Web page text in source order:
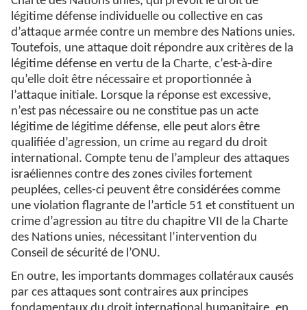
légitime défense individuelle ou collective en cas
d’attaque armée contre un membre des Nations unies.
Toutefois, une attaque doit répondre aux critères de la
légitime défense en vertu de la Charte, c’est-à-dire
qu’elle doit être nécessaire et proportionnée à
l’attaque initiale. Lorsque la réponse est excessive,
n’est pas nécessaire ou ne constitue pas un acte
légitime de légitime défense, elle peut alors être
qualifiée d’agression, un crime au regard du droit
international. Compte tenu de l’ampleur des attaques
israéliennes contre des zones civiles fortement
peuplées, celles-ci peuvent être considérées comme
une violation flagrante de l’article 51 et constituent un
crime d’agression au titre du chapitre VII de la Charte
des Nations unies, nécessitant l’intervention du
Conseil de sécurité de l’ONU.
En outre, les importants dommages collatéraux causés
par ces attaques sont contraires aux principes